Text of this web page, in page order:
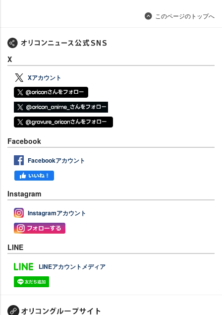
このページのトップへ
X
Xアカウント
Facebook
Facebookアカウント
Instagram
Instagramアカウント
LINE
LINEアカウントメディア